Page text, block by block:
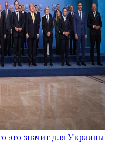
это значит для Украины